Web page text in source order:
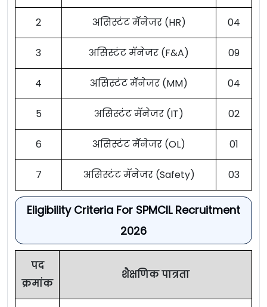
2 असिस्टंट मॅनेजर (HR) 04
3 असिस्टंट मॅनेजर (F&A) 09
4 असिस्टंट मॅनेजर (MM) 04
5 असिस्टंट मॅनेजर (IT) 02
6 असिस्टंट मॅनेजर (OL) 01
7 असिस्टंट मॅनेजर (Safety) 03
Eligibility Criteria For SPMCIL Recruitment
2026
पद
क्रमांक
शैक्षणिक पात्रता